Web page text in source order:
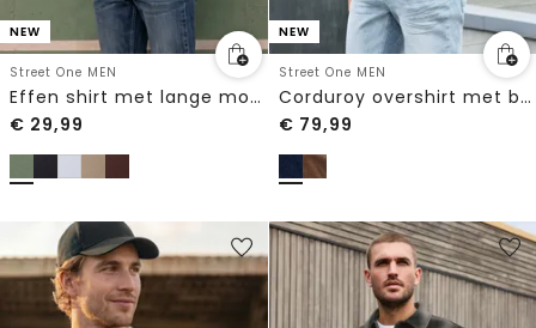
NEW
Street One MEN
Effen shirt met lange mouwen en ronde hals
€ 29,99
NEW
Street One MEN
Corduroy overshirt met borstzakken
€ 79,99